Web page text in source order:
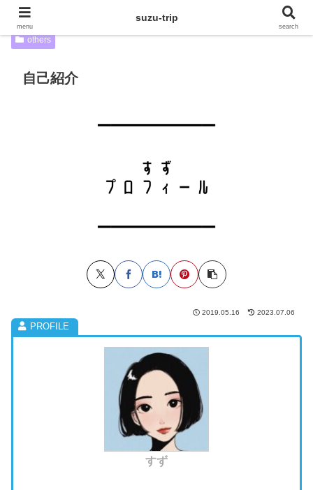
others
自己紹介
2019.05.16 2023.07.06
すず
menu
suzu-trip
search